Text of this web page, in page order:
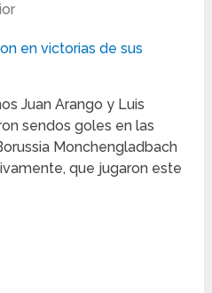
Juan Arango y Luis
sendos goles en las
Monchengladbach
que jugaron este